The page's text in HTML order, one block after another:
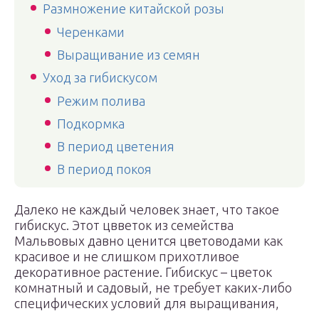
Размножение китайской розы
Черенками
Выращивание из семян
Уход за гибискусом
Режим полива
Подкормка
В период цветения
В период покоя
Далеко не каждый человек знает, что такое
гибискус. Этот цвветок из семейства
Мальвовых давно ценится цветоводами как
красивое и не слишком прихотливое
декоративное растение. Гибискус – цветок
комнатный и садовый, не требует каких-либо
специфических условий для выращивания,